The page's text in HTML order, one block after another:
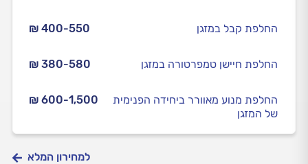
₪ 400-550 החלפת קבל במזגן
₪ 380-580 החלפת חיישן טמפרטורה במזגן
₪ 600-1,500
החלפת מנוע מאוורר ביחידה הפנימית
של המזגן
למחירון המלא